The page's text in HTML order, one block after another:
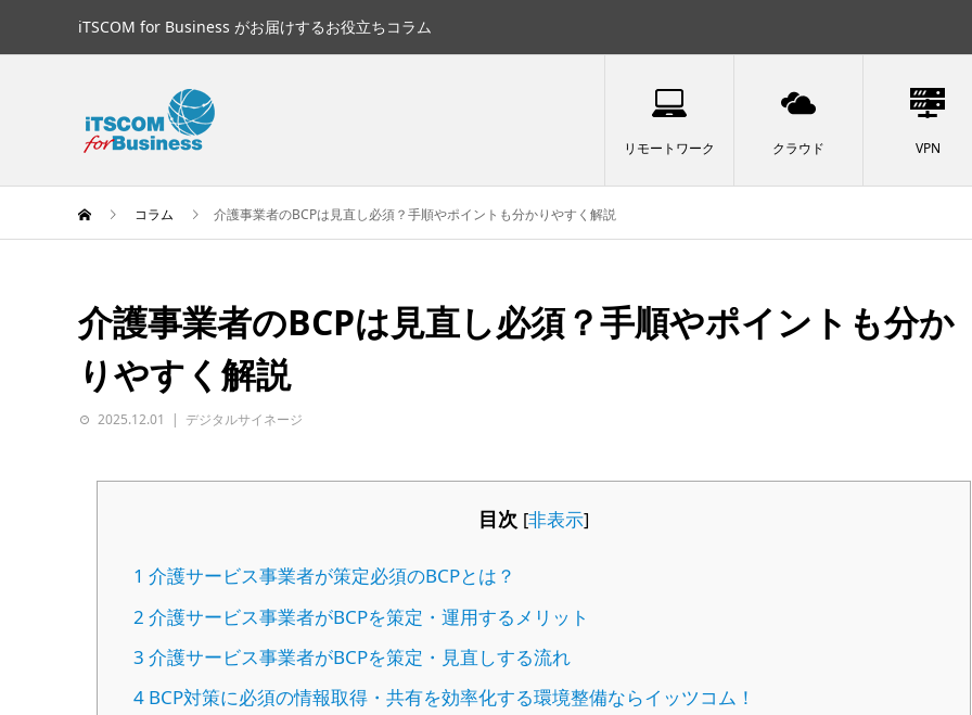
iTSCOM for Business がお届けするお役立ちコラム
リモートワーク クラウド VPN
コラム 介護事業者のBCPは見直し必須？手順やポイントも分かりやすく解説
介護事業者のBCPは見直し必須？手順やポイントも分か
りやすく解説
2025.12.01 デジタルサイネージ
目次 [非表示]
1 介護サービス事業者が策定必須のBCPとは？
2 介護サービス事業者がBCPを策定・運用するメリット
3 介護サービス事業者がBCPを策定・見直しする流れ
4BCP対策に必須の情報取得・共有を効率化する環境整備ならイッツコム！